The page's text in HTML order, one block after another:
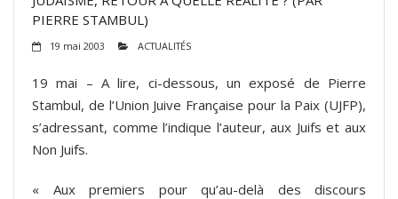
PIERRE STAMBUL)
19 mai 2003 ACTUALITÉS
19 mai – A lire, ci-dessous, un exposé de Pierre
Stambul, de l’Union Juive Française pour la Paix (UJFP),
s’adressant, comme l’indique l’auteur, aux Juifs et aux
Non Juifs.
« Aux premiers pour qu’au-delà des discours